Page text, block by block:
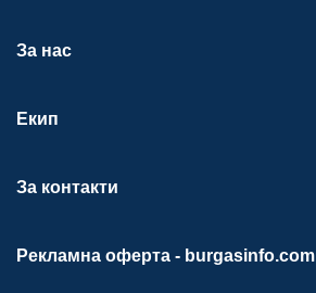
За нас
Екип
За контакти
Рекламна оферта - burgasinfo.com